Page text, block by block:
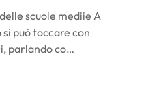
scuole mediie A
può toccare con
parlando co…